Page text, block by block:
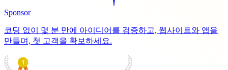
Sponsor
코딩 없이 몇 분 만에 아이디어를 검증하고, 웹사이트와 앱을
만들며, 첫 고객을 확보하세요.